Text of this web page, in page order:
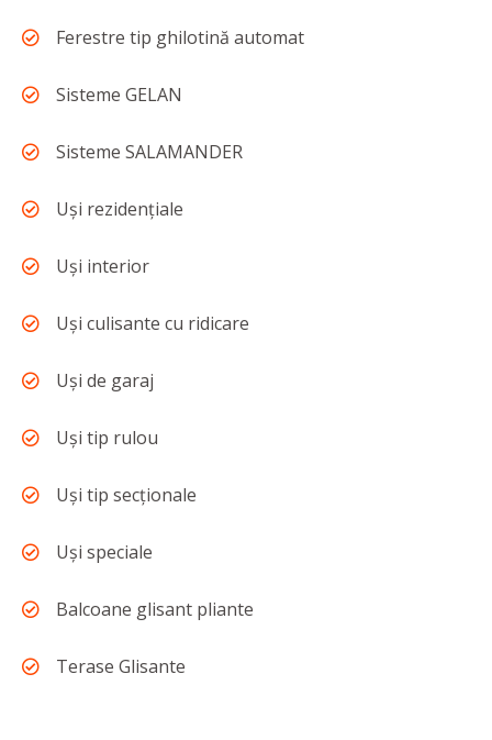
Ferestre tip ghilotină automat
Sisteme GELAN
Sisteme SALAMANDER
Uși rezidențiale
Uși interior
Uși culisante cu ridicare
Uși de garaj
Uși tip rulou
Uși tip secționale
Uși speciale
Balcoane glisant pliante
Terase Glisante